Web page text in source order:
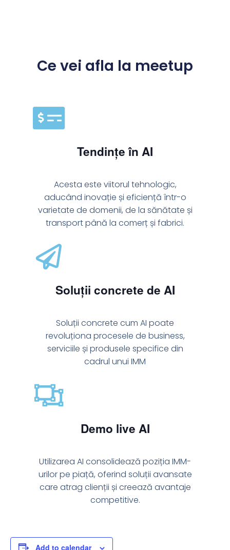
Ce vei afla la meetup
Tendințe în AI
Acesta este viitorul tehnologic,
aducând inovație și eficiență într-o
varietate de domenii, de la sănătate și
transport până la comerț și fabrici.
Soluții concrete de AI
Soluții concrete cum AI poate
revoluționa procesele de business,
serviciile și produsele specifice din
cadrul unui IMM
Demo live AI
Utilizarea AI consolidează poziția IMM-
urilor pe piață, oferind soluții avansate
care atrag clienții și creează avantaje
competitive.
Add to calendar